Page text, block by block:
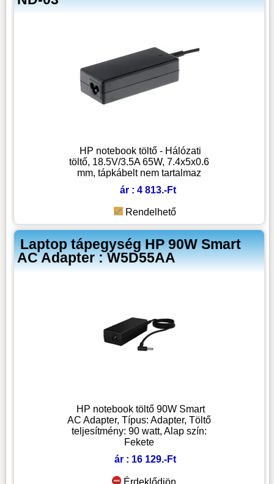
HP notebook töltő - Hálózati
töltő, 18.5V/3.5A 65W, 7.4x5x0.6
mm, tápkábelt nem tartalmaz
ár : 4 813.-Ft
Rendelhető
Laptop tápegység HP 90W Smart
AC Adapter : W5D55AA
HP notebook töltő 90W Smart
AC Adapter, Típus: Adapter, Töltő
teljesítmény: 90 watt, Alap szín:
Fekete
ár : 16 129.-Ft